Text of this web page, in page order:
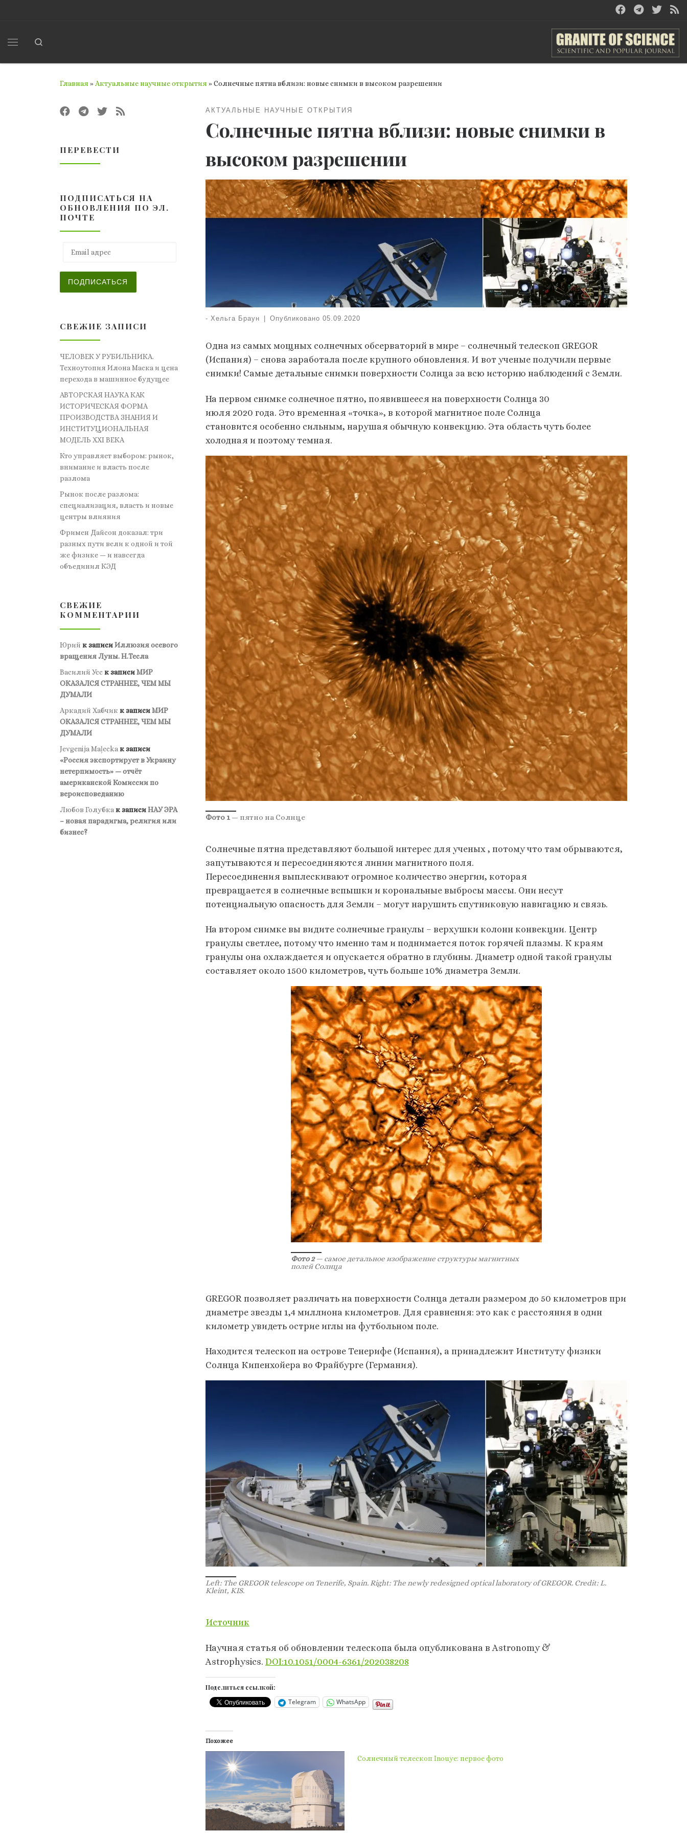
Главная »Актуальные научные открытия »Солнечные пятна вблизи: новые снимки в высоком разрешении
АКТУАЛЬНЫЕ НАУЧНЫЕ ОТКРЫТИЯ
Солнечные пятна вблизи: новые снимки в
высоком разрешении
- Хельга Браун Опубликовано 05.09.2020
Одна из самых мощных солнечных обсерваторий в мире – солнечный телескоп GREGOR
(Испания) – снова заработала после крупного обновления. И вот ученые получили первые
снимки! Самые детальные снимки поверхности Солнца за всю историю наблюдений с Земли.
На первом снимке солнечное пятно, появившееся на поверхности Солнца 30
июля 2020 года. Это временная «точка», в которой магнитное поле Солнца
становится особенно сильным, нарушая обычную конвекцию. Эта область чуть более
холодная и поэтому темная.
Фото 1 — пятно на Солнце
Солнечные пятна представляют большой интерес для ученых , потому что там обрываются,
запутываются и пересоединяются линии магнитного поля.
Пересоединения выплескивают огромное количество энергии, которая
превращается в солнечные вспышки и корональные выбросы массы. Они несут
потенциальную опасность для Земли – могут нарушить спутниковую навигацию и связь.
На втором снимке вы видите солнечные гранулы – верхушки колонн конвекции. Центр
гранулы светлее, потому что именно там и поднимается поток горячей плазмы. К краям
гранулы она охлаждается и опускается обратно в глубины. Диаметр одной такой гранулы
составляет около 1500 километров, чуть больше 10% диаметра Земли.
Фото 2— самое детальное изображение структуры магнитных
полей Солнца
GREGOR позволяет различать на поверхности Солнца детали размером до 50 километров при
диаметре звезды 1,4 миллиона километров. Для сравнения: это как с расстояния в один
километр увидеть острие иглы на футбольном поле.
Находится телескоп на острове Тенерифе (Испания), а принадлежит Институту физики
Солнца Кипенхойера во Фрайбурге (Германия).
Left: The GREGOR telescope on Tenerife, Spain. Right: The newly redesigned optical laboratory of GREGOR. Credit: L.
Kleint, KIS.
Источник
Научная статья об обновлении телескопа была опубликована в Astronomy &
Astrophysics. DOI:10.1051/0004-6361/202038208
Поделиться ссылкой:
Telegram WhatsApp
Похожее
Солнечный телескоп Inouye: первое фото
ПЕРЕВЕСТИ
ПОДПИСАТЬСЯ НА
ОБНОВЛЕНИЯ ПО ЭЛ.
ПОЧТЕ
ПОДПИСАТЬСЯ
СВЕЖИЕ ЗАПИСИ
ЧЕЛОВЕК У РУБИЛЬНИКА.
Техноутопия Илона Маска и цена
перехода в машинное будущее
АВТОРСКАЯ НАУКА КАК
ИСТОРИЧЕСКАЯ ФОРМА
ПРОИЗВОДСТВА ЗНАНИЯ И
ИНСТИТУЦИОНАЛЬНАЯ
МОДЕЛЬ XXI ВЕКА
Кто управляет выбором: рынок,
внимание и власть после
разлома
Рынок после разлома:
специализация, власть и новые
центры влияния
Фримен Дайсон доказал: три
разных пути вели к одной и той
же физике — и навсегда
объединил КЭД
СВЕЖИЕ
КОММЕНТАРИИ
Юрий к записиИллюзия осевого
вращения Луны. Н.Тесла
Василий Усс к записиМИР
ОКАЗАЛСЯ СТРАННЕЕ, ЧЕМ МЫ
ДУМАЛИ
Аркадий Хабчик к записиМИР
ОКАЗАЛСЯ СТРАННЕЕ, ЧЕМ МЫ
ДУМАЛИ
Jevgenija Maļecka к записи
«Россия экспортирует в Украину
нетерпимость» — отчёт
американской Комиссии по
вероисповеданию
Любов Голубка к записиНАУ ЭРА
– новая парадигма, религия или
бизнес?